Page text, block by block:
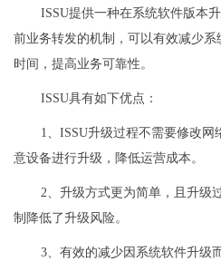
ISSU提供一种在系统软件版本
前业务转发的机制，可以有效减少
时间，提高业务可靠性。
ISSU具有如下优点：
1、ISSU升级过程不需要修改
意设备进行升级，降低运营成本。
2、升级方式更为简单，且升级
制降低了升级风险。
3、有效的减少因系统软件升级